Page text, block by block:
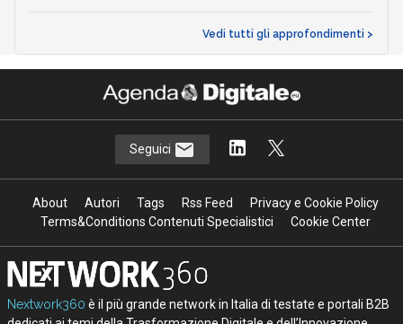
Vedi tutti gli approfondimenti >
Seguici
About Autori Tags Rss Feed
Privacy e Cookie Policy
Terms&Conditions Contenuti Specialistici
Cookie Center
Nextwork360 è il più grande network in Italia di testate e portali B2B